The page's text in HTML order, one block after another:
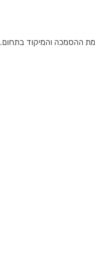
ההסמכה והמיקוד בתחום.